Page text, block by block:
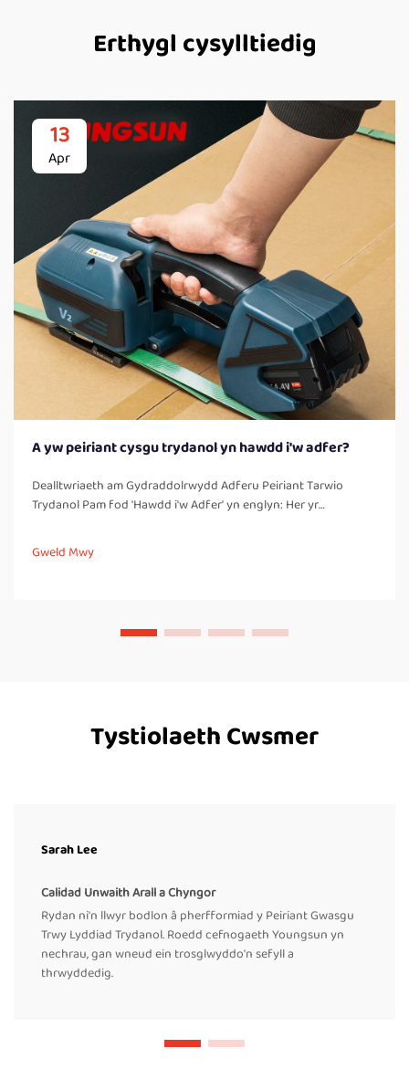
Erthygl cysylltiedig
13
Apr
A yw peiriant cysgu trydanol yn hawdd i'w adfer?
Dealltwriaeth am Gydraddolrwydd Adferu Peiriant Tarwio
Trydanol Pam fod 'Hawdd i'w Adfer' yn englyn: Her yr
cyfuno rheoli trydanol â rhannau mecanyddol pwerus, sy'n
creu'r rhain...
Gweld Mwy
Tystiolaeth Cwsmer
Sarah Lee
Calidad Unwaith Arall a Chyngor
Rydan ni'n llwyr bodlon â pherfformiad y Peiriant Gwasgu
Trwy Lyddiad Trydanol. Roedd cefnogaeth Youngsun yn
nechrau, gan wneud ein trosglwyddo'n sefyll a
thrwyddedig.